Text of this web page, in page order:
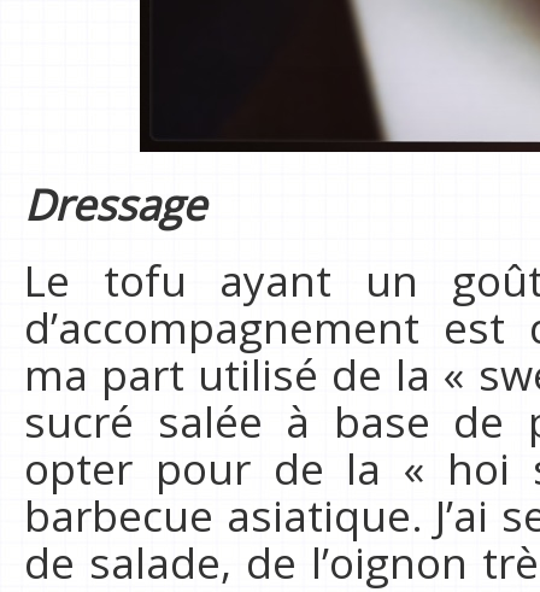
Dressage
Le tofu ayant un
d’accompagnement
ma part utilisé de la «
sucré salée à base
opter pour de la « hoi
barbecue asiatique. J’ai
de salade, de l’oignon